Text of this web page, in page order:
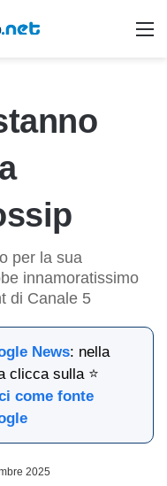
per la sua
innamoratissimo
di Canale 5
News: nella
clicca sulla ⭐
come fonte
2025